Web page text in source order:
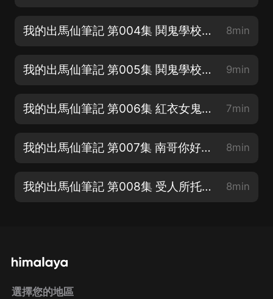
我的出馬仙筆記 第004集 鬨鬼學校1【專輯滿星好評~抽年會員】 8min
我的出馬仙筆記 第005集 鬨鬼學校2【專輯滿星好評~抽年會員】 9min
我的出馬仙筆記 第006集 紅衣女鬼【求訂閱，評論，月票呦！】 7min
我的出馬仙筆記 第007集 南哥你好【求訂閱，評論，月票呦！】 8min
我的出馬仙筆記 第008集 受人所托1【求訂閱，評論，月票呦！】 8min
選擇您的地區